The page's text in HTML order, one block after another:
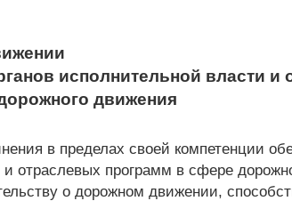
исполнительной власти и
движения
в пределах своей компетенции
и отраслевых программ в сфере
о дорожном движении,